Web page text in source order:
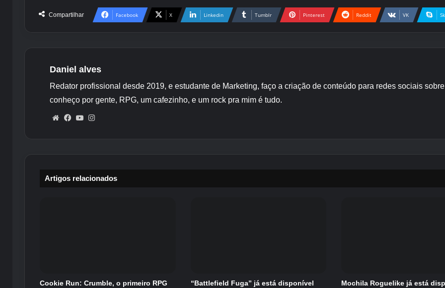
Compartilhar Facebook X Linkedin Tumblr Pinterest Reddit VK
Daniel alves
Redator profissional desde 2019, e estudante de Marketing, faço a criação de conteúdo para redes sociais
conheço por gente, RPG, um cafezinho, e um rock pra mim é tudo.
WebsiteFacebook
YouTube
Artigos relacionados
Cookie Run: Crumble, o primeiro RPG
“Battlefield Fuga” já está disponível
Mochila Roguelike já está